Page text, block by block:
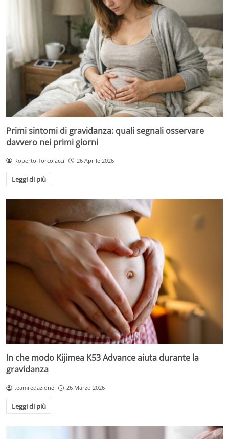
Primi sintomi di gravidanza: quali segnali osservare
davvero nei primi giorni
Roberto Torcolacci 26 Aprile 2026
Leggi di più
In che modo Kijimea K53 Advance aiuta durante la
gravidanza
teamredazione 26 Marzo 2026
Leggi di più